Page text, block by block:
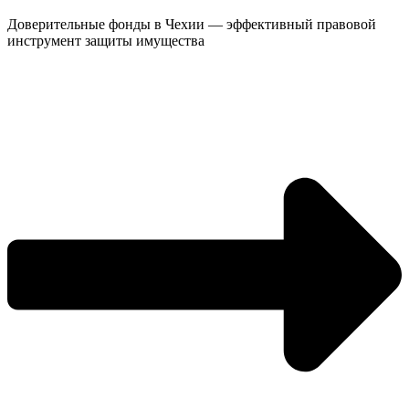
Доверительные фонды в Чехии — эффективный правовой
инструмент защиты имущества